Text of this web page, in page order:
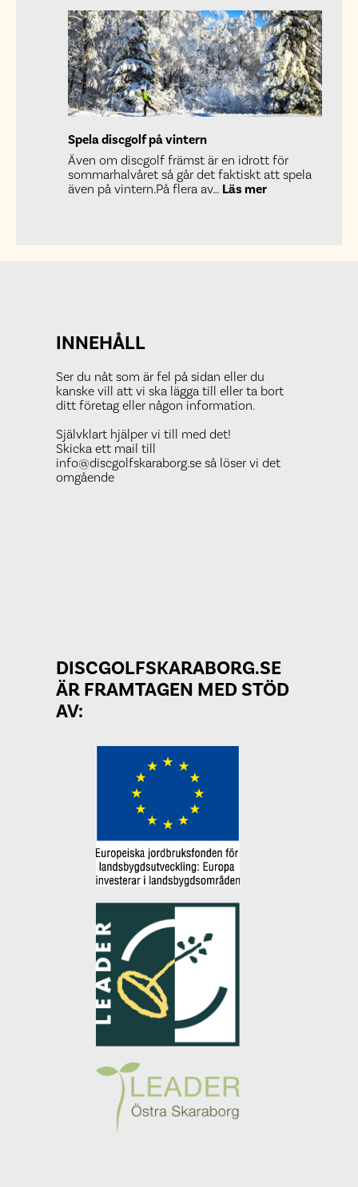
i
Falköping
2024
Spela discgolf på vintern
Även om discgolf främst är en idrott för
sommarhalvåret så går det faktiskt att spela
även på vintern.På flera av… Läs mer:
INNEHÅLL
Ser du nåt som är fel på sidan eller du
kanske vill att vi ska lägga till eller ta bort
ditt företag eller någon information.
Självklart hjälper vi till med det!
Skicka ett mail till
info@discgolfskaraborg.se så löser vi det
omgående
DISCGOLFSKARABORG.SE
ÄR FRAMTAGEN MED STÖD
AV: